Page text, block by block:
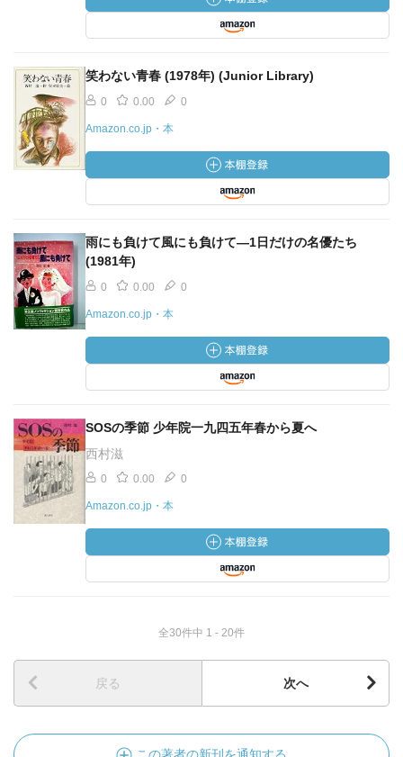
笑わない青春 (1978年) (Junior Library)
0 0.00 0
Amazon.co.jp・本
雨にも負けて風にも負けて―1日だけの名優たち
(1981年)
0 0.00 0
Amazon.co.jp・本
SOSの季節 少年院一九四五年春から夏へ
西村滋
0 0.00 0
Amazon.co.jp・本
全30件中 1 - 20件
戻る 次へ